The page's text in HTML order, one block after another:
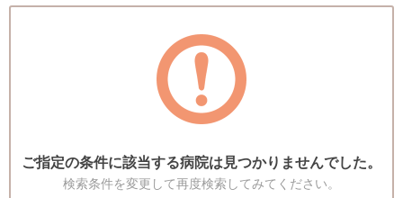
ご指定の条件に該当する病院は見つかりませんでした。
検索条件を変更して再度検索してみてください。